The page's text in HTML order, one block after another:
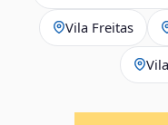
Vila Freitas